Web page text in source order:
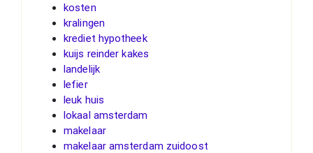
kosten
kralingen
krediet hypotheek
kuijs reinder kakes
landelijk
lefier
leuk huis
lokaal amsterdam
makelaar
makelaar amsterdam zuidoost